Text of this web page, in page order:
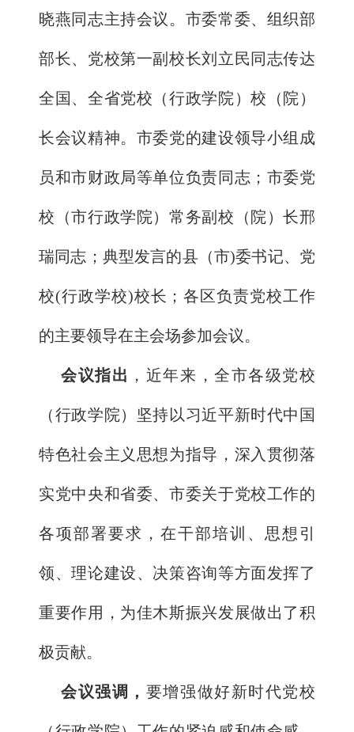
晓燕同志主持会议。市委常委、组织部
部长、党校第一副校长刘立民同志传达
全国、全省党校（行政学院）校（院）
长会议精神。市委党的建设领导小组成
员和市财政局等单位负责同志；市委党
校（市行政学院）常务副校（院）长邢
瑞同志；典型发言的县（市)委书记、党
校(行政学校)校长；各区负责党校工作
的主要领导在主会场参加会议。
会议指出 ，近年来，全市各级党校
（行政学院）坚持以习近平新时代中国
特色社会主义思想为指导，深入贯彻落
实党中央和省委、市委关于党校工作的
各项部署要求，在干部培训、思想引
领、理论建设、决策咨询等方面发挥了
重要作用，为佳木斯振兴发展做出了积
极贡献。
会议强调， 要增强做好新时代党校